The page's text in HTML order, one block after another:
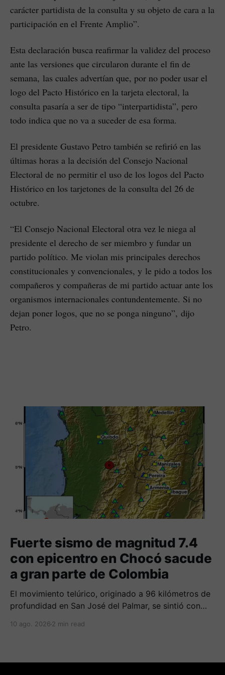
carácter partidista de la consulta y su objeto de cara a la
participación en el Frente Amplio”.
Esta declaración busca reafirmar la validez del proceso
ante las versiones que circularon durante el fin de
semana, las cuales advertían que, por no poder usar el
logo del Pacto Histórico en la tarjeta electoral, la
consulta pasaría a ser de tipo “interpartidista”, pero
todo indica que no va a suceder de esa forma.
El presidente Gustavo Petro también se refirió en las
últimas horas a la decisión del Consejo Nacional
Electoral de no permitir el uso de los logos del Pacto
Histórico en los tarjetones de la consulta del 26 de
octubre.
“El Consejo Nacional Electoral otra vez le niega al
presidente el derecho de ser miembro y fundar un
partido político. Me violan mis principales derechos
constitucionales y convencionales, y le pido a todos los
compañeros y compañeras de mi partido actuar ante los
organismos internacionales contundentemente. Si no
dejan poner logos, que no se ponga ninguno”, dijo
Petro.
Fuerte sismo de magnitud 7.4
con epicentro en Chocó sacude
a gran parte de Colombia
El movimiento telúrico, originado a 96 kilómetros de
profundidad en San José del Palmar, se sintió con
preliminares de daños en edificaciones.
10 ago. 2026 2 min read